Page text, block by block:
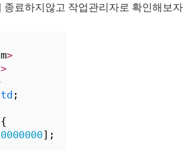
종료하지않고 작업관리자로 확인해보자
>
>
;
];